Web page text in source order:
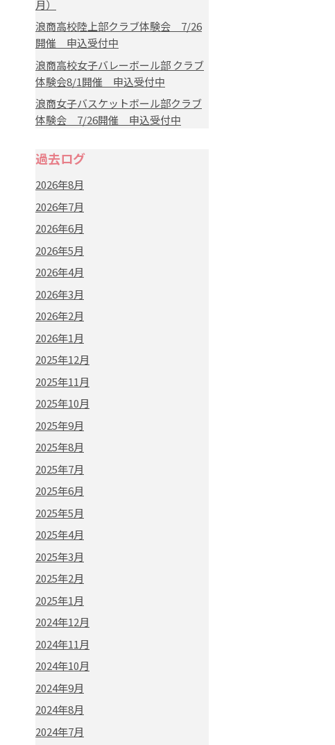
月）
浪商高校陸上部クラブ体験会 7/26
開催 申込受付中
浪商高校女子バレーボール部 クラブ
体験会8/1開催 申込受付中
浪商女子バスケットボール部クラブ
体験会 7/26開催 申込受付中
過去ログ
2026年8月
2026年7月
2026年6月
2026年5月
2026年4月
2026年3月
2026年2月
2026年1月
2025年12月
2025年11月
2025年10月
2025年9月
2025年8月
2025年7月
2025年6月
2025年5月
2025年4月
2025年3月
2025年2月
2025年1月
2024年12月
2024年11月
2024年10月
2024年9月
2024年8月
2024年7月